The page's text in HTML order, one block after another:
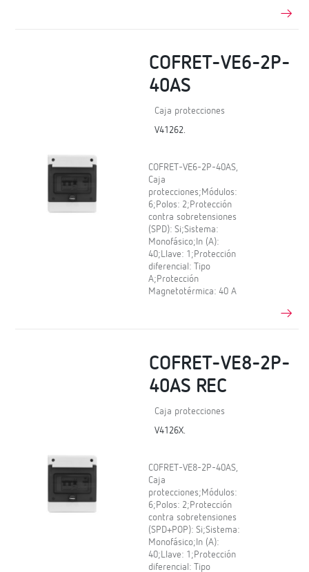
COFRET-VE6-2P-
40AS
Caja protecciones
V41262.
COFRET-VE6-2P-40AS,
Caja
protecciones;Módulos:
6;Polos: 2;Protección
contra sobretensiones
(SPD): Si;Sistema:
Monofásico;In (A):
40;Llave: 1;Protección
diferencial: Tipo
A;Protección
Magnetotérmica: 40 A
COFRET-VE8-2P-
40AS REC
Caja protecciones
V4126X.
COFRET-VE8-2P-40AS,
Caja
protecciones;Módulos:
6;Polos: 2;Protección
contra sobretensiones
(SPD+POP): Si;Sistema:
Monofásico;In (A):
40;Llave: 1;Protección
diferencial: Tipo